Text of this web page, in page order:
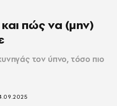
πώς να (μην)
τον ύπνο, τόσο πιο